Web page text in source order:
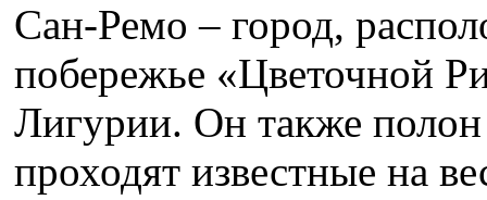
Сан-Ремо – город,
побережье «Цветочной
Лигурии. Он также полон
проходят известные на